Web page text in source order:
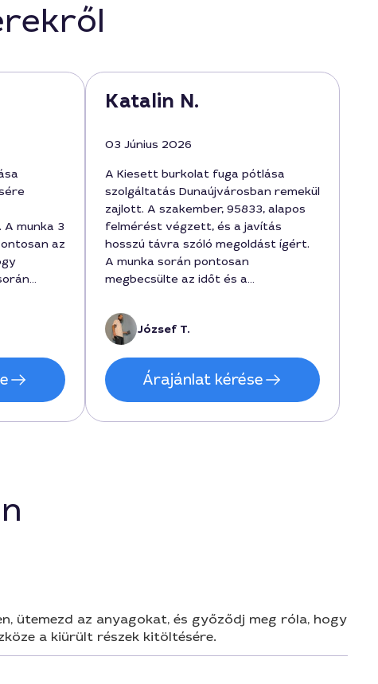
munka 3
az
aki
Katalin N.
03 Június 2026
A Kiesett burkolat fuga pótlása
szolgáltatás Dunaújvárosban remekül
zajlott. A szakember, 95833, alapos
felmérést végzett, és a javítás
hosszú távra szóló megoldást ígért.
A munka során pontosan
megbecsülte az időt és a
készítette el a fugákat, a munka 2
óra alatt készült. Nagyon elégedett
vagyok a végeredménnyel, a
városban tanácsos ilyen szakembert
választani a Kiesett burkolat fuga
pótlására.
József T.
Árajánlat kérése
ütemezd az anyagokat, és győződj meg róla, hogy
a kiürült részek kitöltésére.